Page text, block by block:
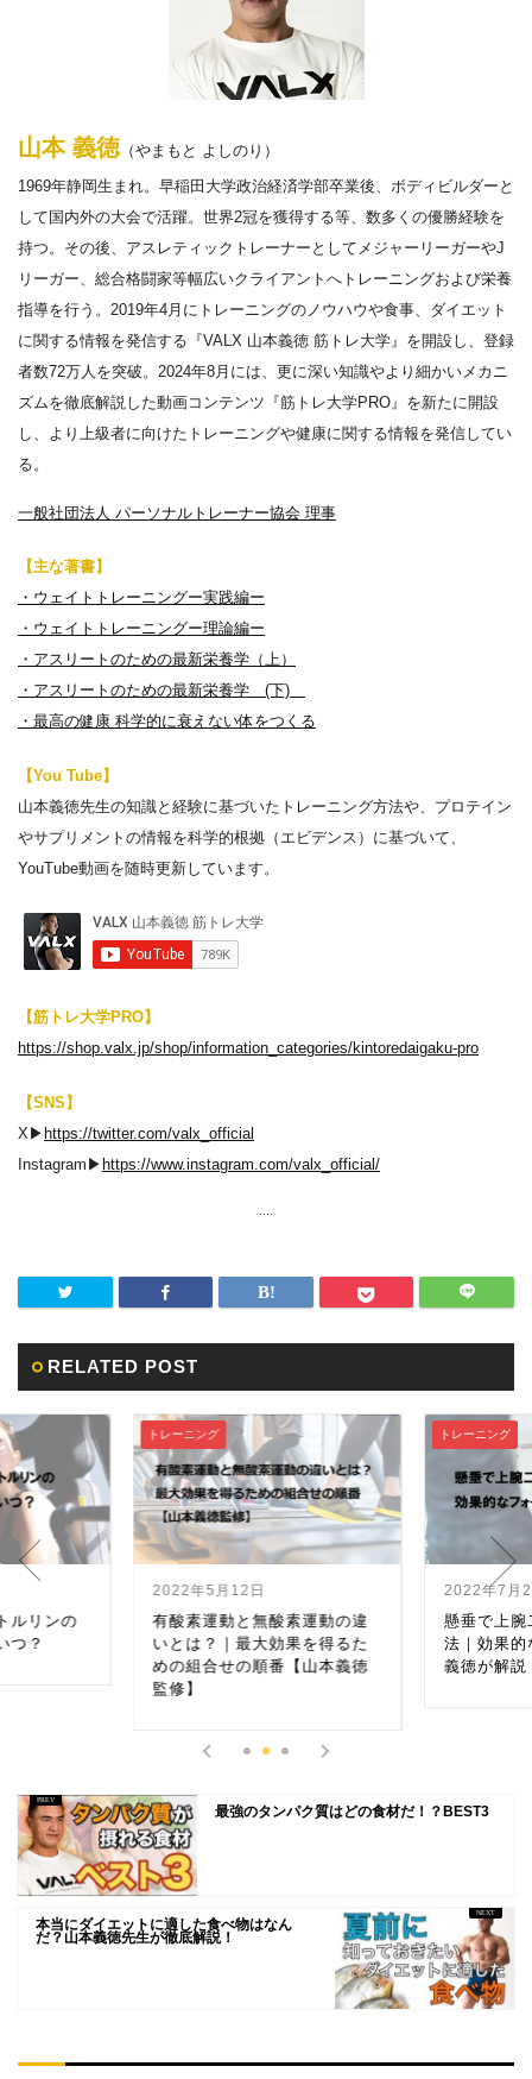
山本 義徳（やまもと よしのり）
1969年静岡生まれ。早稲田大学政治経済学部卒業後、ボディビルダーと
して国内外の大会で活躍。世界2冠を獲得する等、数多くの優勝経験を
持つ。その後、アスレティックトレーナーとしてメジャーリーガーやJ
リーガー、総合格闘家等幅広いクライアントへトレーニングおよび栄養
指導を行う。2019年4月にトレーニングのノウハウや食事、ダイエット
に関する情報を発信する『VALX 山本義徳 筋トレ大学』を開設し、登録
者数72万人を突破。2024年8月には、更に深い知識やより細かいメカニ
ズムを徹底解説した動画コンテンツ『筋トレ大学PRO』を新たに開設
し、より上級者に向けたトレーニングや健康に関する情報を発信してい
る。
一般社団法人 パーソナルトレーナー協会 理事
【主な著書】
・ウェイトトレーニングー実践編ー
・ウェイトトレーニングー理論編ー
・アスリートのための最新栄養学（上）
・アスリートのための最新栄養学 (下)
・最高の健康 科学的に衰えない体をつくる
【You Tube】
山本義徳先生の知識と経験に基づいたトレーニング方法や、プロテイン
やサプリメントの情報を科学的根拠（エビデンス）に基づいて、
YouTube動画を随時更新しています。
【筋トレ大学PRO】
https://shop.valx.jp/shop/information_categories/kintoredaigaku-pro
【SNS】
X▶︎ https://twitter.com/valx_official
Instagram▶︎ https://www.instagram.com/valx_official/
RELATED POST
無酸素運動の違
大効果を得るた
トレーニング
2022年7月27日
懸垂で上腕二頭筋を鍛える方
法｜効果的なフォームを山本
義徳が解説
アミ
筋
摂
最強のタンパク質はどの食材だ！？BEST3
本当にダイエットに適した食べ物はなん
だ？山本義徳先生が徹底解説！